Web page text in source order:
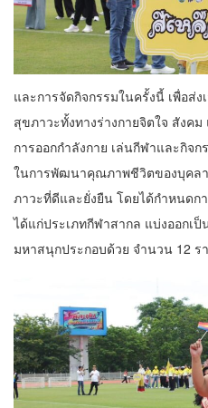
และการจัดกิจกรรมในครั้งนี้ เพื่อส่
สุขภาวะทั้งทางร่างกายจิตใจ สัง
การออกกำลังกาย เล่นกีฬาและกิจ
ในการพัฒนาคุณภาพชีวิตของบุคล
ภาวะที่ดีและยั่งยืน โดยได้กำหนด
ได้แก่ประเภทกีฬาสากล แบ่งออกเ
มหาสนุกประกอบด้วย จำนวน 12 ร